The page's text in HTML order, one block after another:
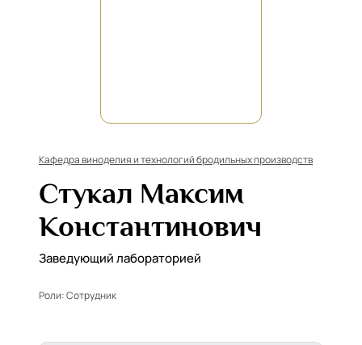
Кафедра виноделия и технологий бродильных производств
Стукал Максим
Константинович
Заведующий лабораторией
Роли:Сотрудник